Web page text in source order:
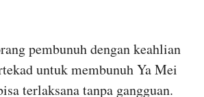
pembunuh dengan keahlian
untuk membunuh Ya Mei
terlaksana tanpa gangguan.